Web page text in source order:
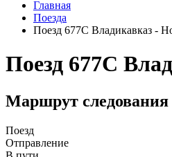
Главная
Поезда
Поезд 677С Владикавказ -
Поезд 677С
Маршрут следования
Поезд
Отправление